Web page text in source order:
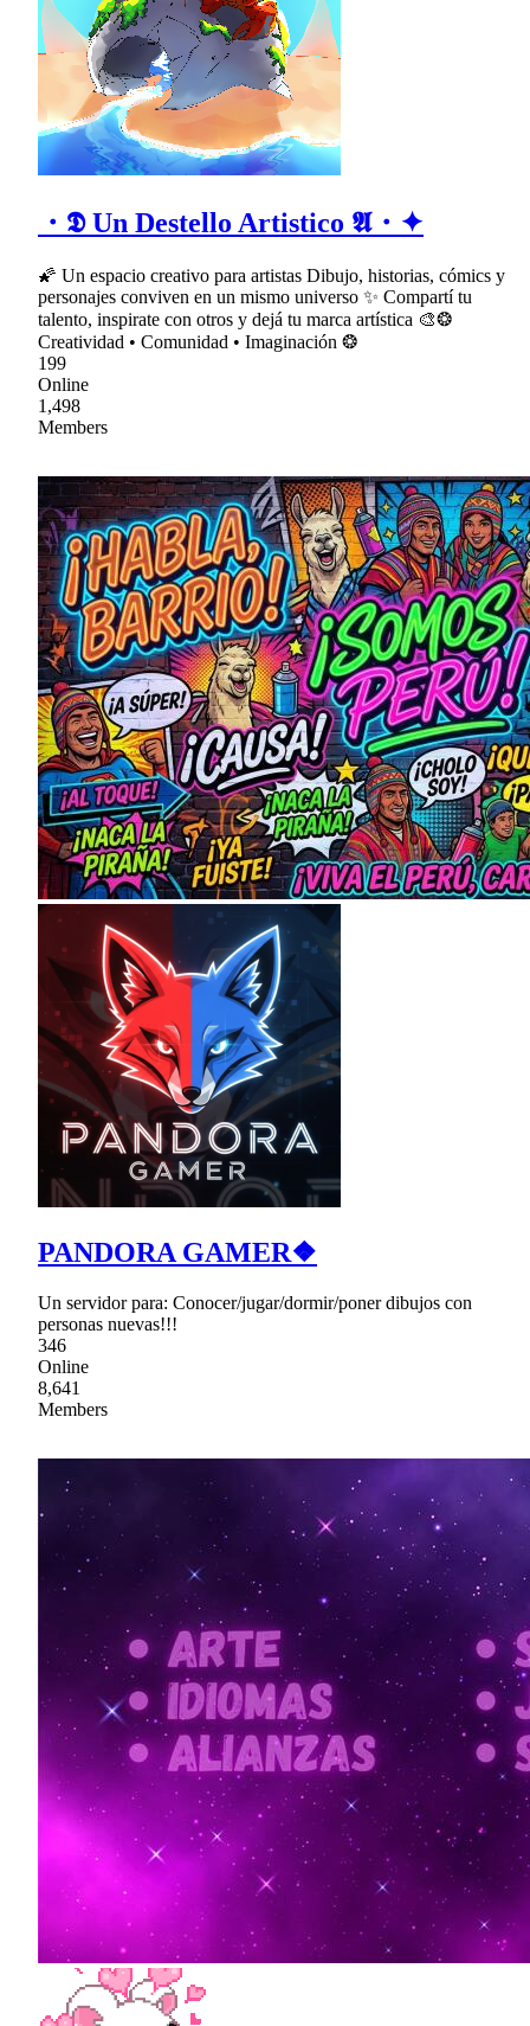
・𝕯 Un Destello Artistico 𝕬・✦
🌠 Un espacio creativo para artistas Dibujo, historias, cómics y
personajes conviven en un mismo universo ✨ Compartí tu
talento, inspirate con otros y dejá tu marca artística 🎨❂
Creatividad • Comunidad • Imaginación ❂
199
Online
1,498
Members
PANDORA GAMER❖
Un servidor para: Conocer/jugar/dormir/poner dibujos con
personas nuevas!!!
346
Online
8,641
Members